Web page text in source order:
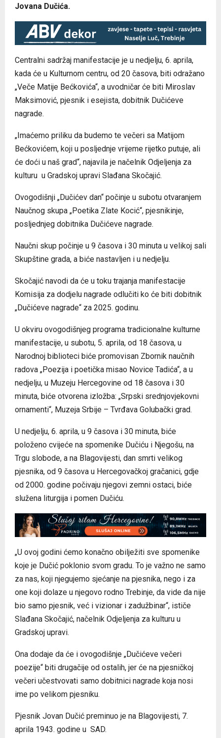
Jovana Dučića.
Centralni sadržaj manifestacije je u nedjelju, 6. aprila,
kada će u Kulturnom centru, od 20 časova, biti odražano
„Veče Matije Bećkovića“, a uvodničar će biti Miroslav
Maksimović, pjesnik i esejista, dobitnik Dučićeve
nagrade.
„Imaćemo priliku da budemo te večeri sa Matijom
Bećkovićem, koji u posljednje vrijeme rijetko putuje, ali
će doći u naš grad“, najavila je načelnik Odjeljenja za
kulturu u Gradskoj upravi Slađana Skočajić.
Ovogodišnji „Dučićev dan“ počinje u subotu otvaranjem
Naučnog skupa „Poetika Zlate Kocić“, pjesnikinje,
posljednjeg dobitnika Dučićeve nagrade.
Naučni skup počinje u 9 časova i 30 minuta u velikoj sali
Skupštine grada, a biće nastavljen i u nedjelju.
Skočajić navodi da će u toku trajanja manifestacije
Komisija za dodjelu nagrade odlučiti ko će biti dobitnik
„Dučićeve nagrade“ za 2025. godinu.
U okviru ovogodišnjeg programa tradicionalne kulturne
manifestacije, u subotu, 5. aprila, od 18 časova, u
Narodnoj biblioteci biće promovisan Zbornik naučnih
radova „Poezija i poetička misao Novice Tadića“, a u
nedjelju, u Muzeju Hercegovine od 18 časova i 30
minuta, biće otvorena izložba: „Srpski srednjovjekovni
ornamenti“, Muzeja Srbije – Tvrđava Golubački grad.
U nedjelju, 6. aprila, u 9 časova i 30 minuta, biće
položeno cvijeće na spomenike Dučiću i Njegošu, na
Trgu slobode, a na Blagovijesti, dan smrti velikog
pjesnika, od 9 časova u Hercegovačkoj gračanici, gdje
od 2000. godine počivaju njegovi zemni ostaci, biće
služena liturgija i pomen Dučiću.
„U ovoj godini ćemo konačno obilježiti sve spomenike
koje je Dučić poklonio svom gradu. To je važno ne samo
za nas, koji njegujemo sjećanje na pjesnika, nego i za
one koji dolaze u njegovo rodno Trebinje, da vide da nije
bio samo pjesnik, već i vizionar i zadužbinar“, ističe
Slađana Skočajić, načelnik Odjeljenja za kulturu u
Gradskoj upravi.
Ona dodaje da će i ovogodišnje „Dučićeve večeri
poezije“ biti drugačije od ostalih, jer će na pjesničkoj
večeri učestvovati samo dobitnici nagrade koja nosi
ime po velikom pjesniku.
Pjesnik Jovan Dučić preminuo je na Blagovijesti, 7.
aprila 1943. godine u SAD.